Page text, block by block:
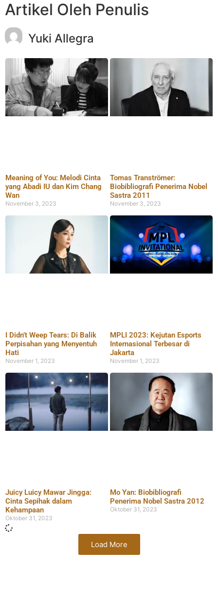
Artikel Oleh Penulis
Yuki Allegra
Meaning of You: Melodi Cinta
yang Abadi IU dan Kim Chang
Wan
November 3, 2023
Tomas Tranströmer:
Biobibliografi Penerima Nobel
Sastra 2011
November 3, 2023
I Didn’t Weep Tears: Di Balik
Perpisahan yang Menyentuh
Hati
November 1, 2023
MPLI 2023: Kejutan Esports
Internasional Terbesar di
Jakarta
November 1, 2023
Juicy Luicy Mawar Jingga:
Cinta Sepihak dalam
Kehampaan
Oktober 31, 2023
Mo Yan: Biobibliografi
Penerima Nobel Sastra 2012
Oktober 31, 2023
Load More